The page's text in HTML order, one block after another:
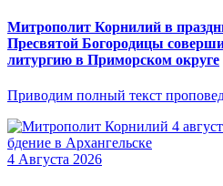
Митрополит Корнилий в
Пресвятой Богородицы
литургию в Приморском округе
Приводим полный текст
4 Августа 2026